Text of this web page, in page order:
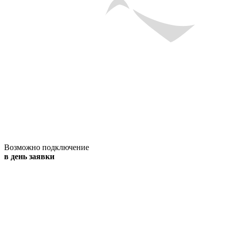
Возможно подключение
в день заявки